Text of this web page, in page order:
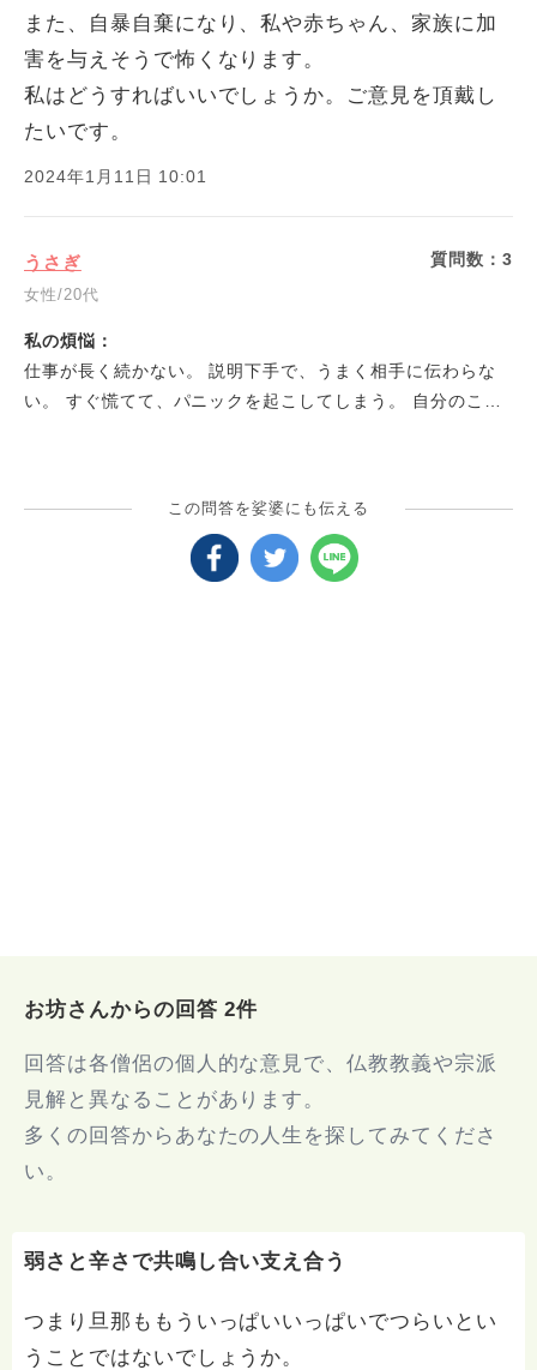
また、自暴自棄になり、私や赤ちゃん、家族に加
害を与えそうで怖くなります。
私はどうすればいいでしょうか。ご意見を頂戴し
たいです。
2024年1月11日 10:01
うさぎ
女性/20代
質問数：3
私の煩悩：
仕事が長く続かない。 説明下手で、うまく相手に伝わらな
い。 すぐ慌てて、パニックを起こしてしまう。 自分のこと
この問答を娑婆にも伝える
お坊さんからの回答 2件
回答は各僧侶の個人的な意見で、仏教教義や宗派
見解と異なることがあります。
多くの回答からあなたの人生を探してみてくださ
い。
弱さと辛さで共鳴し合い支え合う
つまり旦那ももういっぱいいっぱいでつらいとい
うことではないでしょうか。